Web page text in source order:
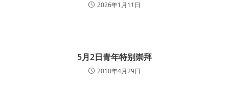
2026年1月11日
5月2日青年特别崇拜
2010年4月29日